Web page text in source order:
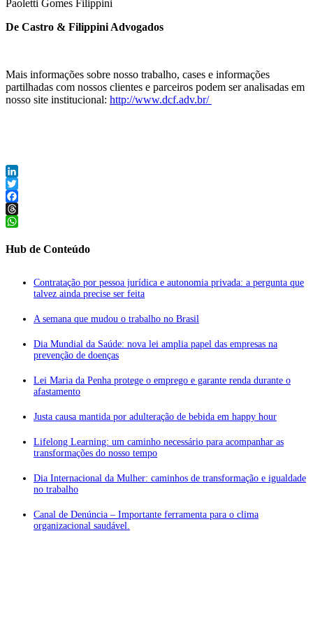
Paoletti Gomes Filippini
De Castro & Filippini Advogados
Mais informações sobre nosso trabalho, cases e informações
partilhadas com nossos clientes e parceiros podem ser analisadas em
nosso site institucional: http://www.dcf.adv.br/
LinkedIn
Twitter
Facebook
Threads
Hub de Conteúdo
Contratação por pessoa jurídica e autonomia privada: a pergunta que
talvez ainda precise ser feita
A semana que mudou o trabalho no Brasil
Dia Mundial da Saúde: nova lei amplia papel das empresas na
prevenção de doenças
Lei Maria da Penha protege o emprego e garante renda durante o
afastamento
Justa causa mantida por adulteração de bebida em happy hour
Lifelong Learning: um caminho necessário para acompanhar as
transformações do nosso tempo
Dia Internacional da Mulher: caminhos de transformação e igualdade
no trabalho
Canal de Denúncia – Importante ferramenta para o clima
organizacional saudável.